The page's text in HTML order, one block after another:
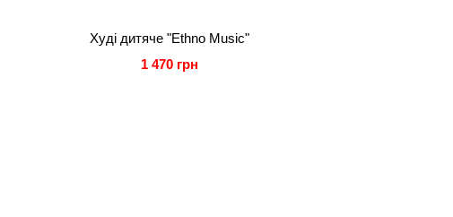
Худі дитяче "Ethno Music"
1 470 грн